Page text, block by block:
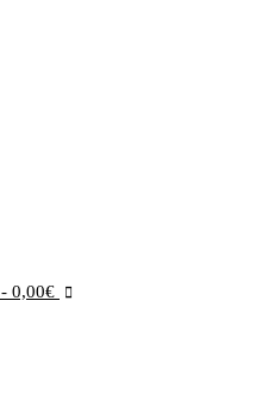
- 0,00€